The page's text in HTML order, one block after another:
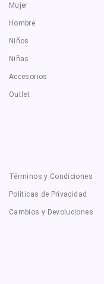
Mujer
Hombre
Niños
Niñas
Accesorios
Outlet
Términos y Condiciones
Políticas de Privacidad
Cambios y Devoluciones